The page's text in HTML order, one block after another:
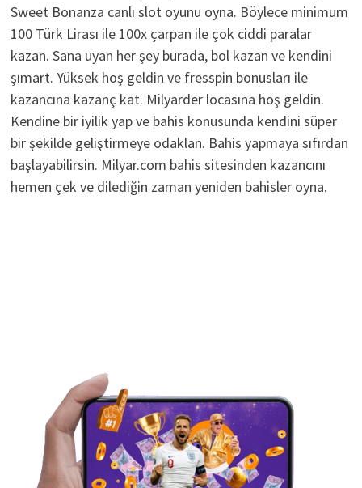
Sweet Bonanza canlı slot oyunu oyna. Böylece minimum
100 Türk Lirası ile 100x çarpan ile çok ciddi paralar
kazan. Sana uyan her şey burada, bol kazan ve kendini
şımart. Yüksek hoş geldin ve fresspin bonusları ile
kazancına kazanç kat. Milyarder locasına hoş geldin.
Kendine bir iyilik yap ve bahis konusunda kendini süper
bir şekilde geliştirmeye odaklan. Bahis yapmaya sıfırdan
başlayabilirsin. Milyar.com bahis sitesinden kazancını
hemen çek ve dilediğin zaman yeniden bahisler oyna.